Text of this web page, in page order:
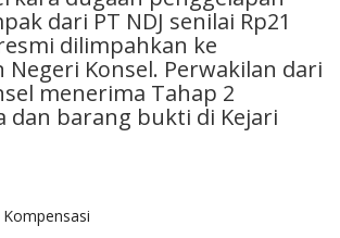
dari PT NDJ senilai Rp21
dilimpahkan ke
Negeri Konsel. Perwakilan dari
menerima Tahap 2
dan barang bukti di Kejari